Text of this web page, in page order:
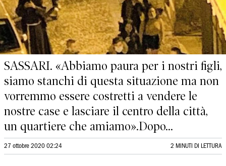
SASSARI. «Abbiamo paura per i nostri figli,
siamo stanchi di questa situazione ma non
vorremmo essere costretti a vendere le
nostre case e lasciare il centro della città,
un quartiere che amiamo».Dopo...
27 ottobre 2020 02:24 2 MINUTI DI LETTURA